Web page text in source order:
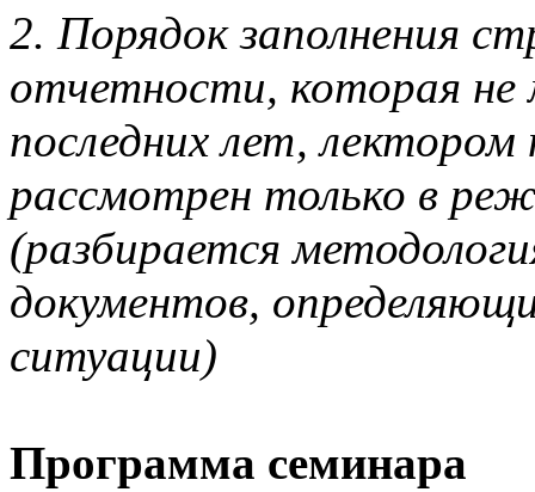
2. Порядок заполнения
отчетности, которая не
последних лет,
рассмотрен только в
(разбирается
документов,
ситуации)
Программа семинара